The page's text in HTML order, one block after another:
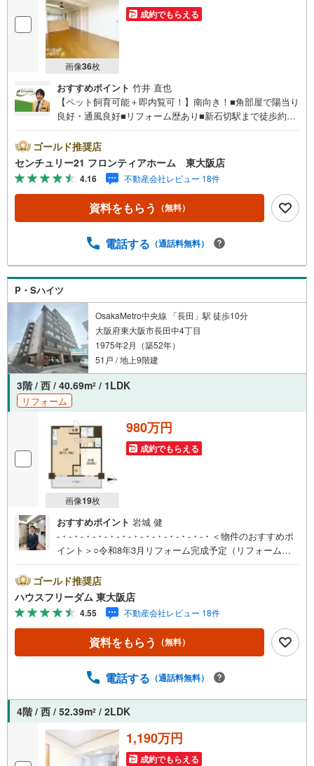
画像36枚
成約でもらえる
おすすめポイント 竹井 直也
【ペット飼育可能＋即内覧可！】南向き！■角部屋で陽当り
良好・通風良好■リフォーム歴あり■新石切駅まで徒歩約18
特徴・孔舎衙小学校まで徒歩約9分でお子様の通学も安心・
全居室収納がありお部屋もスッキリ・閑静な住宅街で落ち
着いて生活できます リフォーム内容・2019年・和室から洋
室・トイレ・建具・フローリング・2021年・レンジフー
ド・洗面化粧台 立地・東大阪市立孔舎衙小学校まで徒歩約
9分・東大阪市立孔舎衙中学校まで徒歩約18分 弊社が選ば
ナーが資金計画をサポート！2.買い替えなどにも対応でき
ため、最も低金利になるように審査が可能！4.物件のお引
渡し後に必要になったお家のリフォームも弊社のリフォー
ムプランナーがご提案！5.定期的にご連絡を繋ぎ、有事の
際に迅速にサポートいたします
ゴールド推奨店
センチュリー21 フロンティアホーム 東大阪店
4.16 不動産会社レビュー 18件
資料をもらう （無料）
電話する （通話料無料）
P・Sハイツ
OsakaMetro中央線 「長田」駅 徒歩10分
大阪府東大阪市長田中4丁目
1975年2月（築52年）
51戸 / 地上9階建
3階 / 西 / 40.69m2 / 1LDK
リフォーム
画像19枚
980万円
成約でもらえる
おすすめポイント 岩城 健
-・-・-・-・-・-・-・-・-・-・-・-・-・＜物件のおすすめポ
イント＞○令和8年3月リフォーム完成予定（リフォーム実
イレ交換 ・全フローリング貼替・全クロス貼替 ・クッ
ションフロア張替・全建具交換 ・靴箱新調 ・洗面化粧
台交換○大阪メトロ中央線/近鉄けいはんな線「長田」駅ま
で徒歩10分！〇買い物施設は徒歩10分圏内に複数ある便利
な立地＜周辺環境＞・サンディ東大阪七軒家店:徒歩9分（6
91m）・ファミリーマート長田中五丁目店:徒歩4分（301
根東小学校:徒歩7分（553m）・楠根中学校:徒歩13分（100
ド上場企業】です！不動産購入や住宅ローンについては、
ハウスフリーダムにお任せ下さい！（ご来店の際は、店舗
に駐車場を完備しております）
-・-・-・-・-・-・-・-・-・-・-・-・-・
ゴールド推奨店
ハウスフリーダム 東大阪店
4.55 不動産会社レビュー 18件
資料をもらう （無料）
電話する （通話料無料）
4階 / 西 / 52.39m2 / 2LDK
1,190万円
成約でもらえる